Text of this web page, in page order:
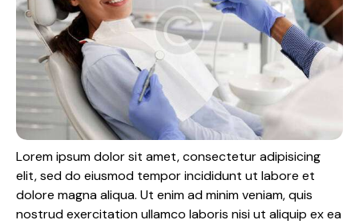
Lorem ipsum dolor sit amet, consectetur adipisicing
elit, sed do eiusmod tempor incididunt ut labore et
dolore magna aliqua. Ut enim ad minim veniam, quis
nostrud exercitation ullamco laboris nisi ut aliquip ex ea